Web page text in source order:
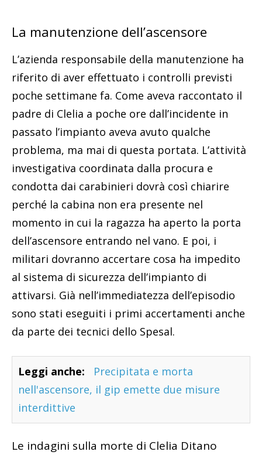
La manutenzione dell’ascensore
L’azienda responsabile della manutenzione ha
riferito di aver effettuato i controlli previsti
poche settimane fa. Come aveva raccontato il
padre di Clelia a poche ore dall’incidente in
passato l’impianto aveva avuto qualche
problema, ma mai di questa portata. L’attività
investigativa coordinata dalla procura e
condotta dai carabinieri dovrà così chiarire
perché la cabina non era presente nel
momento in cui la ragazza ha aperto la porta
dell’ascensore entrando nel vano. E poi, i
militari dovranno accertare cosa ha impedito
al sistema di sicurezza dell’impianto di
attivarsi. Già nell’immediatezza dell’episodio
sono stati eseguiti i primi accertamenti anche
da parte dei tecnici dello Spesal.
Leggi anche:
Precipitata e morta
nell'ascensore, il gip emette due misure
interdittive
Le indagini sulla morte di Clelia Ditano